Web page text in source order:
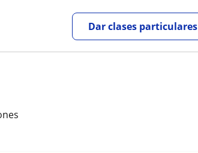
Dar clases particulares